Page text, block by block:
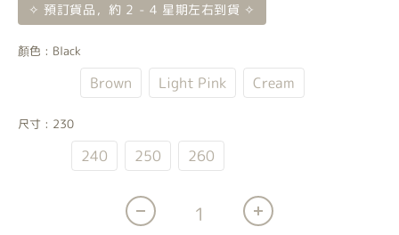
✧ 預訂貨品，約 2 - 4 星期左右到貨 ✧
顏色 : Black
Brown Light Pink Cream
尺寸 : 230
240 250 260